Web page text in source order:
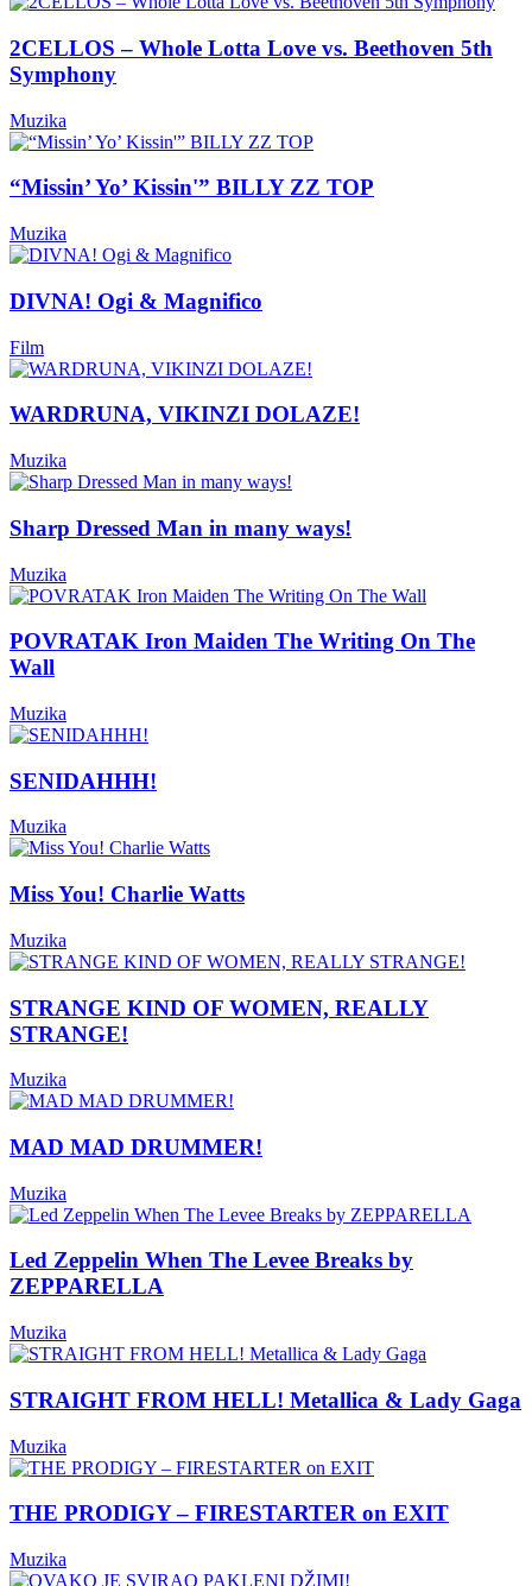
2CELLOS – Whole Lotta Love vs. Beethoven 5th
Symphony
Muzika
“Missin’ Yo’ Kissin'” BILLY ZZ TOP
Muzika
DIVNA! Ogi & Magnifico
Film
WARDRUNA, VIKINZI DOLAZE!
Muzika
Sharp Dressed Man in many ways!
Muzika
POVRATAK Iron Maiden The Writing On The
Wall
Muzika
SENIDAHHH!
Muzika
Miss You! Charlie Watts
Muzika
STRANGE KIND OF WOMEN, REALLY
STRANGE!
Muzika
MAD MAD DRUMMER!
Muzika
Led Zeppelin When The Levee Breaks by
ZEPPARELLA
Muzika
STRAIGHT FROM HELL! Metallica & Lady Gaga
Muzika
THE PRODIGY – FIRESTARTER on EXIT
Muzika